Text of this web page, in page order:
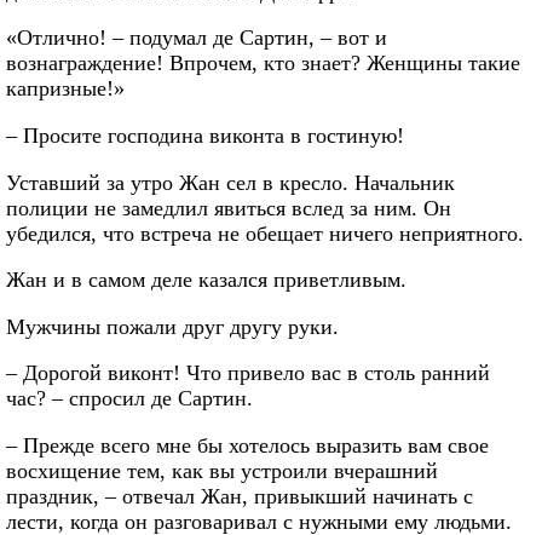
«Отлично! – подумал де Сартин, – вот и
вознаграждение! Впрочем, кто знает? Женщины такие
капризные!»
– Просите господина виконта в гостиную!
Уставший за утро Жан сел в кресло. Начальник
полиции не замедлил явиться вслед за ним. Он
убедился, что встреча не обещает ничего неприятного.
Жан и в самом деле казался приветливым.
Мужчины пожали друг другу руки.
– Дорогой виконт! Что привело вас в столь ранний
час? – спросил де Сартин.
– Прежде всего мне бы хотелось выразить вам свое
восхищение тем, как вы устроили вчерашний
праздник, – отвечал Жан, привыкший начинать с
лести, когда он разговаривал с нужными ему людьми.